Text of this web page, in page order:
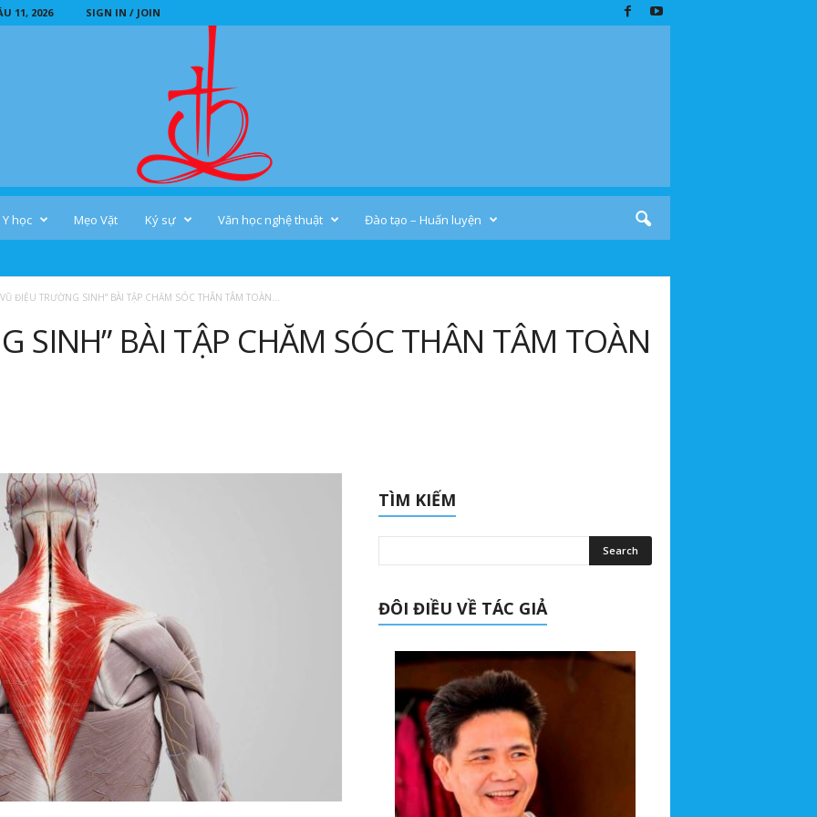
11, 2026 SIGN IN / JOIN
Y học Mẹo Vặt Ký sự Văn học nghệ thuật Đào tạo – Huấn luyện
ĐIỆU TRƯỜNG SINH” BÀI TẬP CHĂM SÓC THÂN TÂM TOÀN...
SINH” BÀI TẬP CHĂM SÓC THÂN TÂM TOÀN
TÌM KIẾM
ĐÔI ĐIỀU VỀ TÁC GIẢ